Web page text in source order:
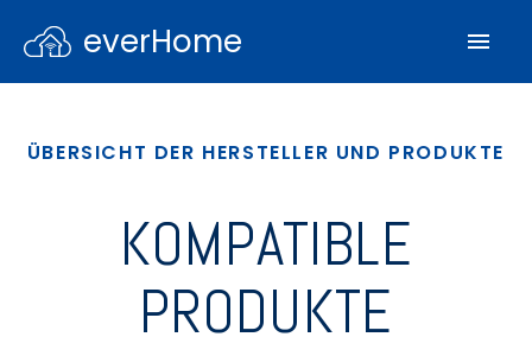
everHome
ÜBERSICHT DER HERSTELLER UND PRODUKTE
KOMPATIBLE
PRODUKTE